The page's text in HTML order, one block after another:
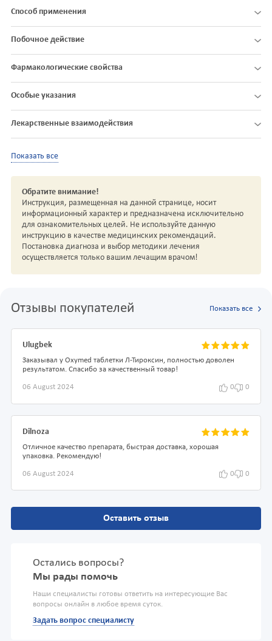
Способ применения
Побочное действие
Фармакологические свойства
Особые указания
Лекарственные взаимодействия
Показать все
Обратите внимание!
Инструкция, размещенная на данной странице, носит
информационный характер и предназначена исключительно
для ознакомительных целей. Не используйте данную
инструкцию в качестве медицинских рекомендаций.
Постановка диагноза и выбор методики лечения
осуществляется только вашим лечащим врачом!
Отзывы покупателей Показать все
Ulugbek
Заказывал у Oxymed таблетки Л-Тироксин, полностью доволен
результатом. Спасибо за качественный товар!
06 August 2024 0 0
Dilnoza
Отличное качество препарата, быстрая доставка, хорошая
упаковка. Рекомендую!
06 August 2024 0 0
Оставить отзыв
Остались вопросы?
Мы рады помочь
Наши специалисты готовы ответить на интересующие Вас
вопросы онлайн в любое время суток.
Задать вопрос специалисту